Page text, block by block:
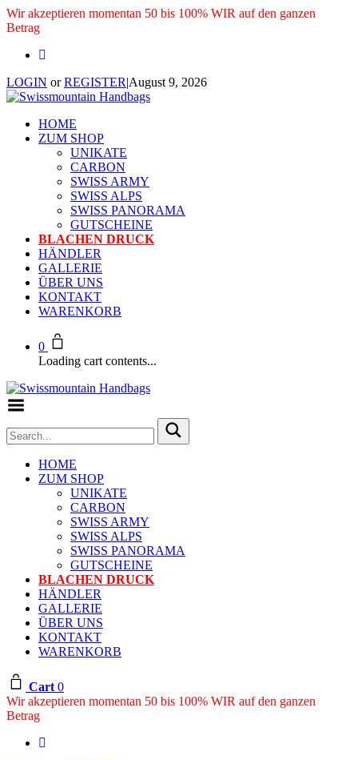
Wir akzeptieren momentan 50 bis 100% WIR auf den ganzen
Betrag
LOGIN orREGISTER|August 9, 2026
HOME
ZUM SHOP
UNIKATE
CARBON
SWISS ARMY
SWISS ALPS
SWISS PANORAMA
GUTSCHEINE
BLACHEN DRUCK
HÄNDLER
GALLERIE
ÜBER UNS
KONTAKT
WARENKORB
0
Loading cart contents...
HOME
ZUM SHOP
UNIKATE
CARBON
SWISS ARMY
SWISS ALPS
SWISS PANORAMA
GUTSCHEINE
BLACHEN DRUCK
HÄNDLER
GALLERIE
ÜBER UNS
KONTAKT
WARENKORB
Cart 0
Wir akzeptieren momentan 50 bis 100% WIR auf den ganzen
Betrag